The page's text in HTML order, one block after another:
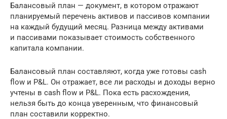
Балансовый план — документ, в котором отражают
планируемый перечень активов и пассивов компании
на каждый будущий месяц. Разница между активами
и пассивами показывает стоимость собственного
капитала компании.
Балансовый план составляют, когда уже готовы cash
flow и P&L. Он отражает, все ли расходы и доходы верно
учтены в cash flow и P&L. Пока есть расхождения,
нельзя быть до конца уверенным, что финансовый
план составили корректно.